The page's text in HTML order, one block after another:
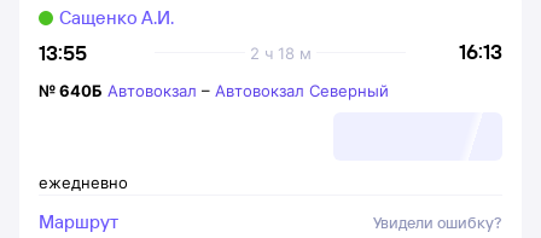
13:55 16:13
2 ч 18 м
Сащенко А.И.
ежедневно
№640Б Автовокзал – Автовокзал Северный
Маршрут Увидели ошибку?